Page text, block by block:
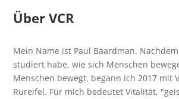
Über VCR
Mein Name ist Paul Baardman.
studiert habe, wie sich Menschen
Menschen bewegt, begann ich 2017 mit
Rureifel. Für mich bedeutet Vitalität,